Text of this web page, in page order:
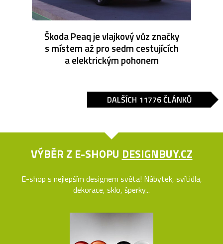
Škoda Peaq je vlajkový vůz značky
s místem až pro sedm cestujících
a elektrickým pohonem
DALŠÍCH 11776 ČLÁNKŮ
VÝBĚR Z E-SHOPU DESIGNBUY.CZ
E-shop s nejlepším designem světa! Nábytek, svítidla,
dekorace, sklo, šperky...